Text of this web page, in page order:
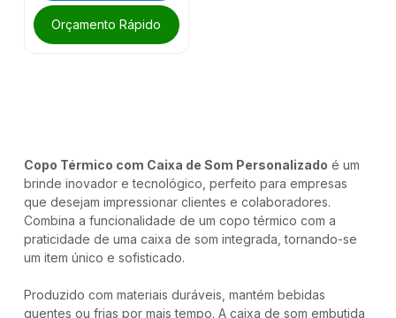
Orçamento Rápido
Copo Térmico com Caixa de Som Personalizado é um
brinde inovador e tecnológico, perfeito para empresas
que desejam impressionar clientes e colaboradores.
Combina a funcionalidade de um copo térmico com a
praticidade de uma caixa de som integrada, tornando-se
um item único e sofisticado.
Produzido com materiais duráveis, mantém bebidas
quentes ou frias por mais tempo. A caixa de som embutida